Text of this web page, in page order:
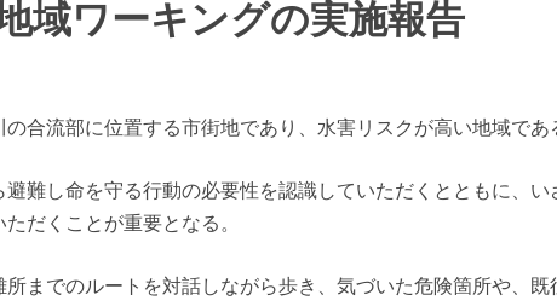
域ワーキングの実施報告
合流部に位置する市街地であり、水害リスクが高い地域であ
難し命を守る行動の必要性を認識していただくとともに、い
だくことが重要となる。
までのルートを対話しながら歩き、気づいた危険箇所や、既